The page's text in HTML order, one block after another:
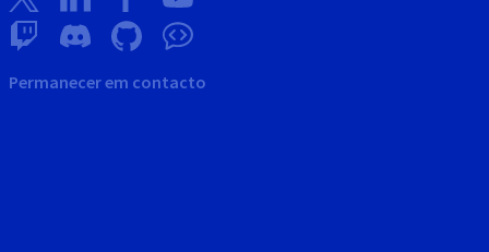
Permanecer em contacto